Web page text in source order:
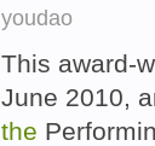
youdao
This award-
June 2010,
the